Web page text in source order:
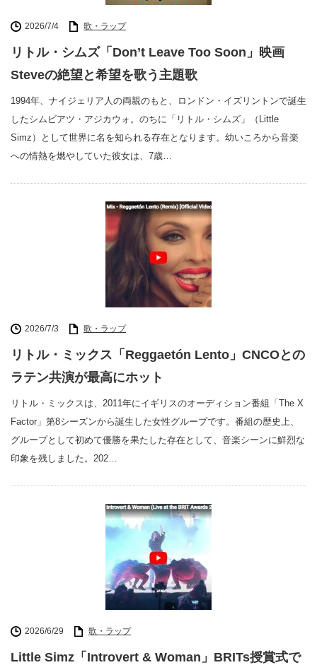
2026/7/4 歌・ラップ
リトル・シムズ「Don’t Leave Too Soon」映画
Steveの絶望と希望を歌う主題歌
1994年、ナイジェリア人の両親のもと、ロンドン・イズリントンで誕生
したシムビアツ・アジカウォ。のちに「リトル・シムズ」（Little
Simz）として世界に名を知られる存在となります。幼いころから音楽
への情熱を燃やしていた彼女は、7歳…
2026/7/3 歌・ラップ
リトル・ミックス「Reggaetón Lento」CNCOとの
ラテン共演が最高にホット
リトル・ミックスは、2011年にイギリスのオーディション番組「The X
Factor」第8シーズンから誕生した女性グループです。番組の歴史上、
グループとして初めて優勝を果たした存在として、音楽シーンに鮮烈な
印象を残しました。202…
2026/6/29 歌・ラップ
Little Simz「Introvert & Woman」BRITs授賞式で